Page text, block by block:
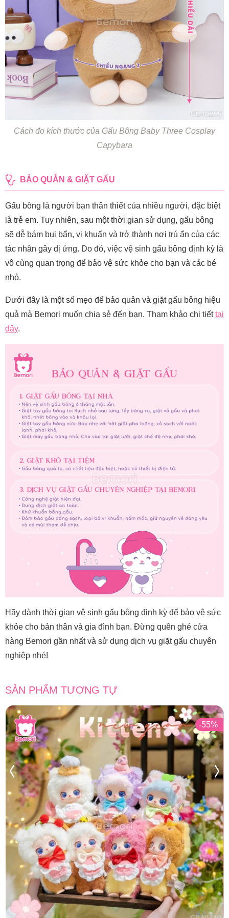
Cách đo kích thước của Gấu Bông Baby Three Cosplay
Capybara
BẢO QUẢN & GIẶT GẤU
Gấu bông là người bạn thân thiết của nhiều người, đặc biệt
là trẻ em. Tuy nhiên, sau một thời gian sử dụng, gấu bông
sẽ dễ bám bụi bẩn, vi khuẩn và trở thành nơi trú ẩn của các
tác nhân gây dị ứng. Do đó, việc vệ sinh gấu bông định kỳ là
vô cùng quan trọng để bảo vệ sức khỏe cho bạn và các bé
nhỏ.
Dưới đây là một số mẹo để bảo quản và giặt gấu bông hiệu
quả mà Bemori muốn chia sẻ đến bạn. Tham khảo chi tiếttại
đây.
Hãy dành thời gian vệ sinh gấu bông định kỳ để bảo vệ sức
khỏe cho bản thân và gia đình bạn. Đừng quên ghé cửa
hàng Bemori gần nhất và sử dụng dịch vụ giặt gấu chuyên
nghiệp nhé!
SẢN PHẨM TƯƠNG TỰ
-55%